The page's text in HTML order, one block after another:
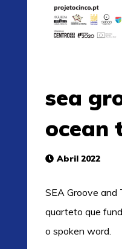
sea
ocean
Abril 2022
SEA Groove and
quarteto que
o spoken word.